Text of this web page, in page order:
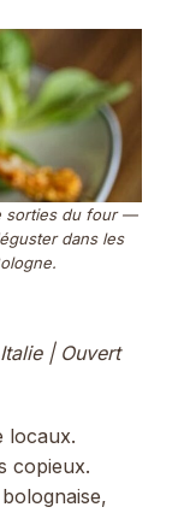
sorties du four —
dans les
| Ouvert
locaux.
copieux.